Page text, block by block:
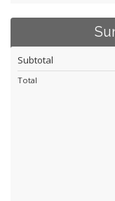
Subtotal
Total